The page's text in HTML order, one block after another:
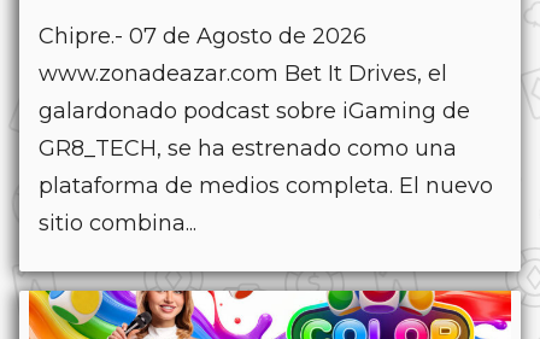
Chipre.- 07 de Agosto de 2026
www.zonadeazar.com Bet It Drives, el
galardonado podcast sobre iGaming de
GR8_TECH, se ha estrenado como una
plataforma de medios completa. El nuevo
sitio combina...